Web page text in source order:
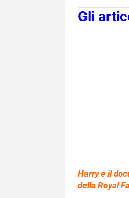
Gli
Harry e il
della Royal